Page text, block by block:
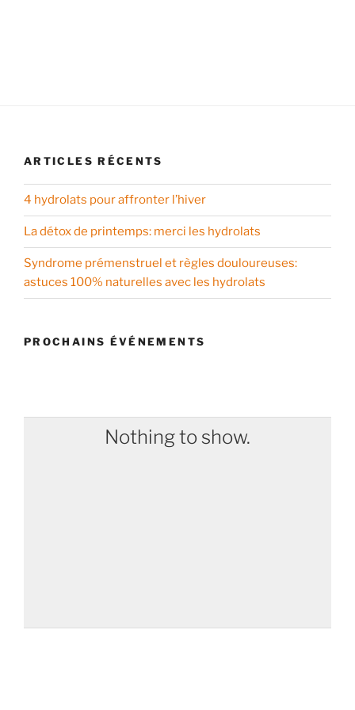
ARTICLES RÉCENTS
4 hydrolats pour affronter l’hiver
La détox de printemps: merci les hydrolats
Syndrome prémenstruel et règles douloureuses:
astuces 100% naturelles avec les hydrolats
PROCHAINS ÉVÉNEMENTS
Nothing to show.